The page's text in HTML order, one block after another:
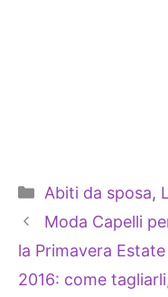
Categorie
Abiti da sposa,
Moda Capelli
la Primavera Estate
2016: come